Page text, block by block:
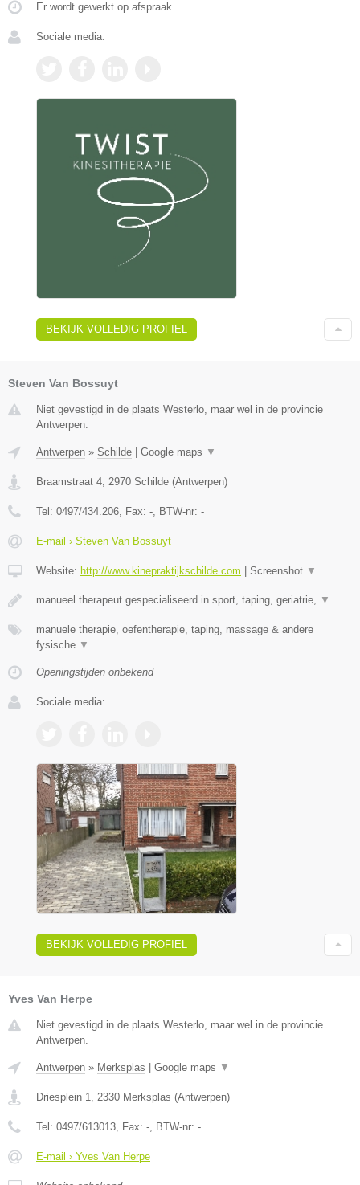
Er wordt gewerkt op afspraak.
Sociale media:
BEKIJK VOLLEDIG PROFIEL
Steven Van Bossuyt
Niet gevestigd in de plaats Westerlo, maar wel in de provincie
Antwerpen.
Antwerpen » Schilde Google maps ▼
Braamstraat 4, 2970 Schilde (Antwerpen)
Tel: 0497/434.206, Fax: -, BTW-nr: -
E-mail › Steven Van Bossuyt
Website: http://www.kinepraktijkschilde.com Screenshot ▼
manueel therapeut gespecialiseerd in sport, taping, geriatrie, ▼
manuele therapie, oefentherapie, taping, massage & andere
fysische ▼
Openingstijden onbekend
Sociale media:
BEKIJK VOLLEDIG PROFIEL
Yves Van Herpe
Niet gevestigd in de plaats Westerlo, maar wel in de provincie
Antwerpen.
Antwerpen » Merksplas | Google maps ▼
Driesplein 1 2330 Merksplas (Antwerpen)
Tel: 0497/613013 , Fax: - , BTW-nr: -
E-mail › Yves Van Herpe